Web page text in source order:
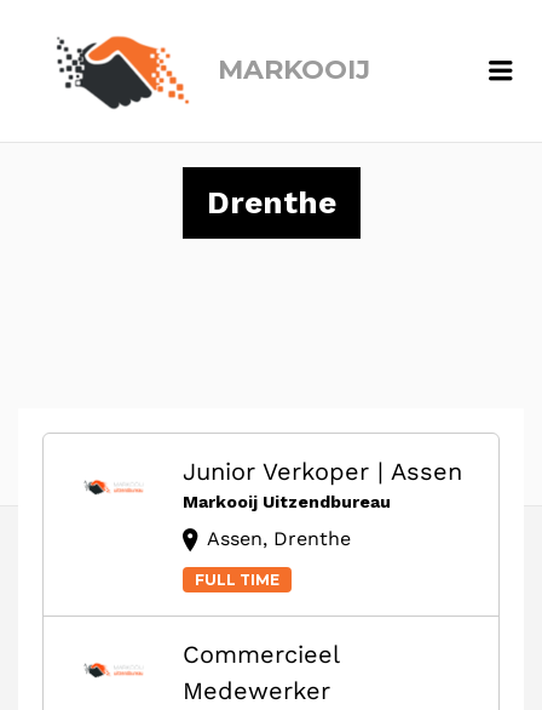
MARKOOIJ
Drenthe
Junior Verkoper | Assen
Markooij Uitzendbureau
Assen, Drenthe
FULL TIME
Commercieel
Medewerker